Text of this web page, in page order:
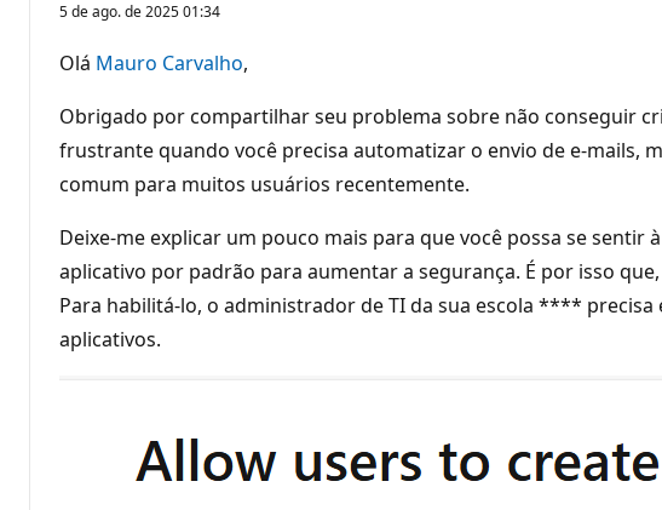
5 de ago. de 2025 01:34
Olá Mauro Carvalho,
Obrigado por compartilhar seu problema sobre não conseguir
frustrante quando você precisa automatizar o envio de e-mails,
comum para muitos usuários recentemente.
Deixe-me explicar um pouco mais para que você possa se
aplicativo por padrão para aumentar a segurança. É por isso
Para habilitá-lo, o administrador de TI da sua escola ****
aplicativos.